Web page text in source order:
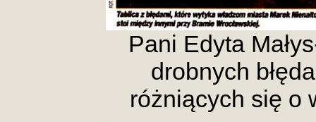
Pani Edyta
drobnych
różniących się o